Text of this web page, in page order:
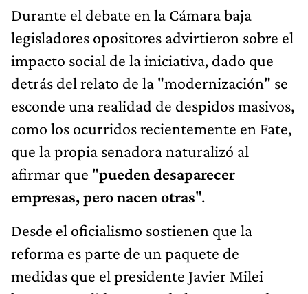
Durante el debate en la Cámara baja
legisladores opositores advirtieron sobre el
impacto social de la iniciativa, dado que
detrás del relato de la "modernización" se
esconde una realidad de despidos masivos,
como los ocurridos recientemente en Fate,
que la propia senadora naturalizó al
afirmar que "pueden desaparecer
empresas, pero nacen otras".
Desde el oficialismo sostienen que la
reforma es parte de un paquete de
medidas que el presidente Javier Milei